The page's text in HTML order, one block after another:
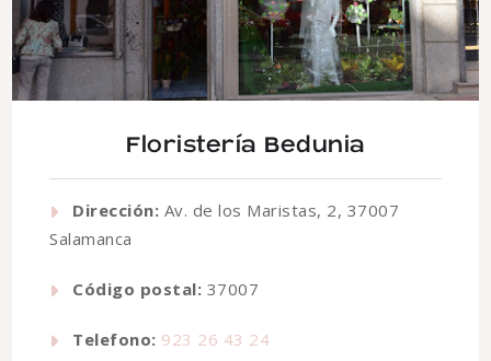
Floristería Bedunia
Dirección: Av. de los Maristas, 2, 37007
Salamanca
Código postal: 37007
Telefono: 923 26 43 24